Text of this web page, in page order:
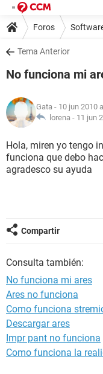
Foros
Tema Anterior
No funciona mi
Gata - 10 jun 2010
lorena - 11 jun
Hola, miren yo tengo
funciona que debo
agradesco su ayuda
Compartir
Consulta también:
No funciona mi ares
Ares no funciona
Como funciona
Descargar ares
Impr pant no funciona
Como funciona la